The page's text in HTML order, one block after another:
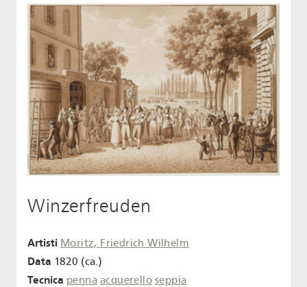
Winzerfreuden
Artisti Moritz, Friedrich Wilhelm
Data 1820 (ca.)
Tecnica penna acquerello seppia